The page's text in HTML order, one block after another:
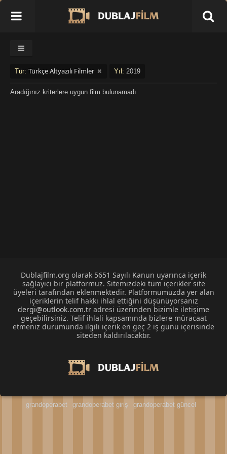
Tür: Türkçe Altyazılı Filmler Yıl: 2019
Aradığınız kriterlere uygun film bulunamadı.
Dublajfilm.org olarak 5651 Sayılı Kanun uyarınca içerik
sağlayıcı bir platformuz. Sitemizdeki tüm içerikler site
üyeleri tarafından eklenmektedir. Platformumuzda yer alan
içeriklerin telif hakkı ihlal ettiğini düşünüyorsanız
dergi@outlook.com.tr adresi üzerinden bizimle iletişime
geçebilirsiniz. Telif ihlali kapsamında bizlere müracaat
etmeniz durumunda ilgili içerik en geç 2 iş günü içerisinde
siteden kaldırılacaktır.
grandoperabet grandoperabet giriş grandoperabet güncel